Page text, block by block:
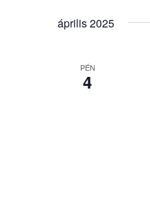
április 2025
PÉN
4